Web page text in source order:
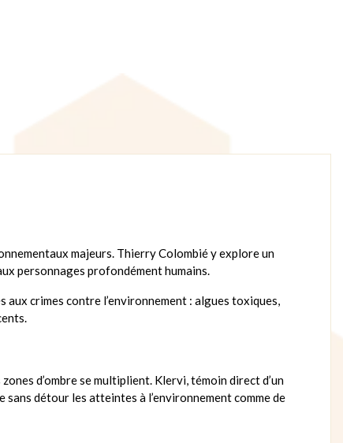
majeurs. Thierry Colombié y explore un
personnages profondément humains.
crimes contre l’environnement : algues toxiques,
d’ombre se multiplient. Klervi, témoin direct d’un
détour les atteintes à l’environnement comme de